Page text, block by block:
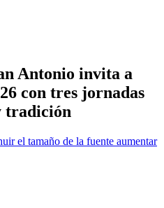
Antonio invita a
con tres jornadas
tradición
el tamaño de la fuente aumentar